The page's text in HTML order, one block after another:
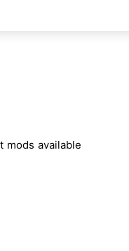
mods available